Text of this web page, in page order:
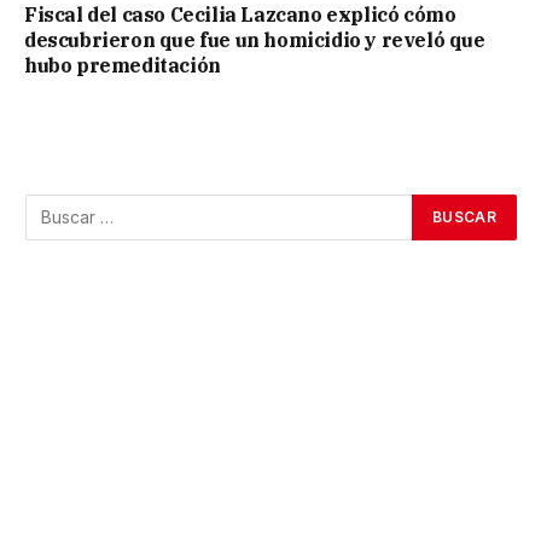
Fiscal del caso Cecilia Lazcano explicó cómo
descubrieron que fue un homicidio y reveló que
hubo premeditación